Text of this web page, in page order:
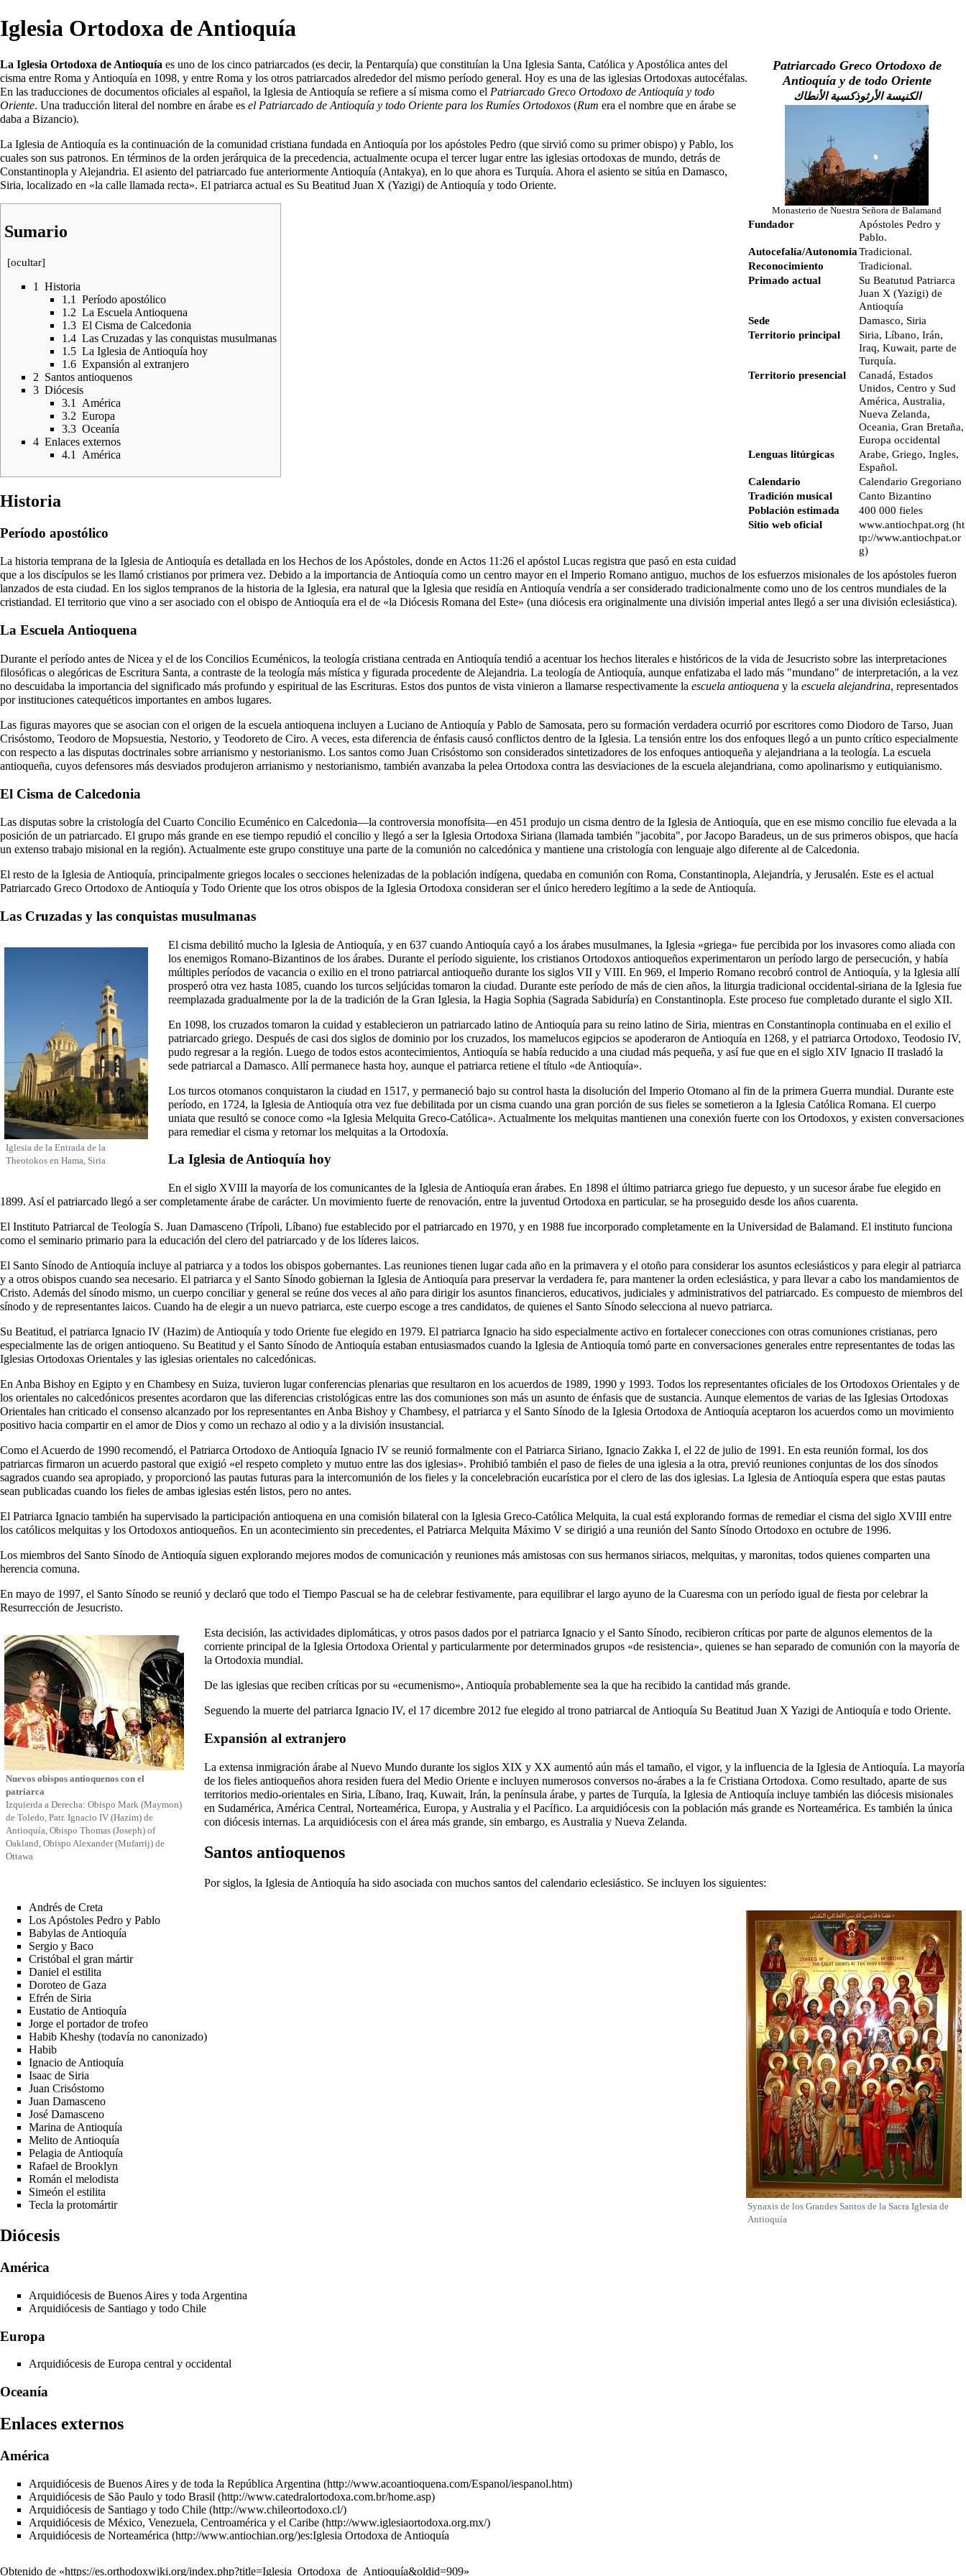
Iglesia Ortodoxa de Antioquía
Patriarcado Greco Ortodoxo de
Antioquía y de todo Oriente
الكنيسة الأرثوذكسية الأنطاك
Monasterio de Nuestra Señora de Balamand
Fundador
Apóstoles Pedro y
Pablo.
Autocefalía/AutonomiaTradicional.
Reconocimiento
Tradicional.
Primado actual
Su Beatutud Patriarca
Juan X (Yazigi) de
Antioquía
Sede
Damasco, Siria
Territorio principal
Siria, Líbano, Irán,
Iraq, Kuwait, parte de
Turquía.
Territorio presencial
Canadá, Estados
Unidos, Centro y Sud
América, Australia,
Nueva Zelanda,
Oceania, Gran Bretaña,
Europa occidental
Lenguas litúrgicas
Arabe, Griego, Ingles,
Español.
Calendario
Calendario Gregoriano
Tradición musical
Canto Bizantino
Población estimada
400 000 fieles
Sitio web oficial
www.antiochpat.org
La Iglesia Ortodoxa de Antioquía es uno de los cinco patriarcados (es decir, la Pentarquía) que constituían la Una Iglesia Santa, Católica y Apostólica antes del
cisma entre Roma y Antioquía en 1098, y entre Roma y los otros patriarcados alrededor del mismo período general. Hoy es una de las iglesias Ortodoxas autocéfalas.
En las traducciones de documentos oficiales al español, la Iglesia de Antioquía se refiere a sí misma como el Patriarcado Greco Ortodoxo de Antioquía y todo
Oriente. Una traducción literal del nombre en árabe es el Patriarcado de Antioquía y todo Oriente para los Rumíes Ortodoxos (Rum era el nombre que en árabe se
daba a Bizancio).
La Iglesia de Antioquía es la continuación de la comunidad cristiana fundada en Antioquía por los apóstoles Pedro (que sirvió como su primer obispo) y Pablo, los
cuales son sus patronos. En términos de la orden jerárquica de la precedencia, actualmente ocupa el tercer lugar entre las iglesias ortodoxas de mundo, detrás de
Constantinopla y Alejandria. El asiento del patriarcado fue anteriormente Antioquía (Antakya), en lo que ahora es Turquía. Ahora el asiento se sitúa en Damasco,
Siria, localizado en «la calle llamada recta». El patriarca actual es Su Beatitud Juan X (Yazigi) de Antioquía y todo Oriente.
Sumario
[ocultar]
1
Historia
1.1
Período apostólico
1.2 La Escuela Antioquena
1.3 El Cisma de Calcedonia
1.4 Las Cruzadas y las conquistas musulmanas
1.5 La Iglesia de Antioquía hoy
1.6 Expansión al extranjero
2 Santos antioquenos
3 Diócesis
3.1
América
3.2 Europa
3.3 Oceanía
4 Enlaces externos
4.1
América
Historia
Período apostólico
La historia temprana de la Iglesia de Antioquía es detallada en los Hechos de los Apóstoles, donde en Actos 11:26 el apóstol Lucas registra que pasó en esta cuidad
que a los discípulos se les llamó cristianos por primera vez. Debido a la importancia de Antioquía como un centro mayor en el Imperio Romano antiguo, muchos de los esfuerzos misionales de los apóstoles fueron
lanzados de esta ciudad. En los siglos tempranos de la historia de la Iglesia, era natural que la Iglesia que residía en Antioquía vendría a ser considerado tradicionalmente como uno de los centros mundiales de la
cristiandad. El territorio que vino a ser asociado con el obispo de Antioquía era el de «la Diócesis Romana del Este» (una diócesis era originalmente una división imperial antes llegó a ser una división eclesiástica).
La Escuela Antioquena
Durante el período antes de Nicea y el de los Concilios Ecuménicos, la teología cristiana centrada en Antioquía tendió a acentuar los hechos literales e históricos de la vida de Jesucristo sobre las interpretaciones
filosóficas o alegóricas de Escritura Santa, a contraste de la teología más mística y figurada procedente de Alejandria. La teología de Antioquía, aunque enfatizaba el lado más "mundano" de interpretación, a la vez
no descuidaba la importancia del significado más profundo y espiritual de las Escrituras. Estos dos puntos de vista vinieron a llamarse respectivamente la escuela antioquena y la escuela alejandrina, representados
por instituciones catequéticos importantes en ambos lugares.
Las figuras mayores que se asocian con el origen de la escuela antioquena incluyen a Luciano de Antioquía y Pablo de Samosata, pero su formación verdadera ocurrió por escritores como Diodoro de Tarso, Juan
Crisóstomo, Teodoro de Mopsuestia, Nestorio, y Teodoreto de Ciro. A veces, esta diferencia de énfasis causó conflictos dentro de la Iglesia. La tensión entre los dos enfoques llegó a un punto crítico especialmente
con respecto a las disputas doctrinales sobre arrianismo y nestorianismo. Los santos como Juan Crisóstomo son considerados sintetizadores de los enfoques antioqueña y alejandriana a la teología. La escuela
antioqueña, cuyos defensores más desviados produjeron arrianismo y nestorianismo, también avanzaba la pelea Ortodoxa contra las desviaciones de la escuela alejandriana, como apolinarismo y eutiquianismo.
El Cisma de Calcedonia
Las disputas sobre la cristología del Cuarto Concilio Ecuménico en Calcedonia—la controversia monofísita—en 451 produjo un cisma dentro de la Iglesia de Antioquía, que en ese mismo concilio fue elevada a la
posición de un patriarcado. El grupo más grande en ese tiempo repudió el concilio y llegó a ser la Iglesia Ortodoxa Siriana (llamada también "jacobita", por Jacopo Baradeus, un de sus primeros obispos, que hacía
un extenso trabajo misional en la región). Actualmente este grupo constituye una parte de la comunión no calcedónica y mantiene una cristología con lenguaje algo diferente al de Calcedonia.
El resto de la Iglesia de Antioquía, principalmente griegos locales o secciones helenizadas de la población indígena, quedaba en comunión con Roma, Constantinopla, Alejandría, y Jerusalén. Este es el actual
Patriarcado Greco Ortodoxo de Antioquía y Todo Oriente que los otros obispos de la Iglesia Ortodoxa consideran ser el único heredero legítimo a la sede de Antioquía.
Las Cruzadas y las conquistas musulmanas
Iglesia de la Entrada de la
Theotokos en Hama, Siria
El cisma debilitó mucho la Iglesia de Antioquía, y en 637 cuando Antioquía cayó a los árabes musulmanes, la Iglesia «griega» fue percibida por los invasores como aliada con
los enemigos Romano-Bizantinos de los árabes. Durante el período siguiente, los cristianos Ortodoxos antioqueños experimentaron un período largo de persecución, y había
múltiples períodos de vacancia o exilio en el trono patriarcal antioqueño durante los siglos VII y VIII. En 969, el Imperio Romano recobró control de Antioquía, y la Iglesia allí
prosperó otra vez hasta 1085, cuando los turcos seljúcidas tomaron la ciudad. Durante este período de más de cien años, la liturgia tradicional occidental-siriana de la Iglesia fue
reemplazada gradualmente por la de la tradición de la Gran Iglesia, la Hagia Sophia (Sagrada Sabiduría) en Constantinopla. Este proceso fue completado durante el siglo XII.
En 1098, los cruzados tomaron la cuidad y establecieron un patriarcado latino de Antioquía para su reino latino de Siria, mientras en Constantinopla continuaba en el exilio el
patriarcado griego. Después de casi dos siglos de dominio por los cruzados, los mamelucos egipcios se apoderaron de Antioquía en 1268, y el patriarca Ortodoxo, Teodosio IV,
pudo regresar a la región. Luego de todos estos acontecimientos, Antioquía se había reducido a una ciudad más pequeña, y así fue que en el siglo XIV Ignacio II trasladó la
sede patriarcal a Damasco. Allí permanece hasta hoy, aunque el patriarca retiene el título «de Antioquía».
Los turcos otomanos conquistaron la ciudad en 1517, y permaneció bajo su control hasta la disolución del Imperio Otomano al fin de la primera Guerra mundial. Durante este
período, en 1724, la Iglesia de Antioquía otra vez fue debilitada por un cisma cuando una gran porción de sus fieles se sometieron a la Iglesia Católica Romana. El cuerpo
uniata que resultó se conoce como «la Iglesia Melquita Greco-Católica». Actualmente los melquitas mantienen una conexión fuerte con los Ortodoxos, y existen conversaciones
para remediar el cisma y retornar los melquitas a la Ortodoxía.
La Iglesia de Antioquía hoy
En el siglo XVIII la mayoría de los comunicantes de la Iglesia de Antioquía eran árabes. En 1898 el último patriarca griego fue depuesto, y un sucesor árabe fue elegido en
1899. Así el patriarcado llegó a ser completamente árabe de carácter. Un movimiento fuerte de renovación, entre la juventud Ortodoxa en particular, se ha proseguido desde los años cuarenta.
El Instituto Patriarcal de Teología S. Juan Damasceno (Trípoli, Líbano) fue establecido por el patriarcado en 1970, y en 1988 fue incorporado completamente en la Universidad de Balamand. El instituto funciona
como el seminario primario para la educación del clero del patriarcado y de los líderes laicos.
El Santo Sínodo de Antioquía incluye al patriarca y a todos los obispos gobernantes. Las reuniones tienen lugar cada año en la primavera y el otoño para considerar los asuntos eclesiásticos y para elegir al patriarca
y a otros obispos cuando sea necesario. El patriarca y el Santo Sínodo gobiernan la Iglesia de Antioquía para preservar la verdadera fe, para mantener la orden eclesiástica, y para llevar a cabo los mandamientos de
Cristo. Además del sínodo mismo, un cuerpo conciliar y general se reúne dos veces al año para dirigir los asuntos financieros, educativos, judiciales y administrativos del patriarcado. Es compuesto de miembros del
sínodo y de representantes laicos. Cuando ha de elegir a un nuevo patriarca, este cuerpo escoge a tres candidatos, de quienes el Santo Sínodo selecciona al nuevo patriarca.
Su Beatitud, el patriarca Ignacio IV (Hazim) de Antioquía y todo Oriente fue elegido en 1979. El patriarca Ignacio ha sido especialmente activo en fortalecer conecciones con otras comuniones cristianas, pero
especialmente las de origen antioqueno. Su Beatitud y el Santo Sínodo de Antioquía estaban entusiasmados cuando la Iglesia de Antioquía tomó parte en conversaciones generales entre representantes de todas las
Iglesias Ortodoxas Orientales y las iglesias orientales no calcedónicas.
En Anba Bishoy en Egipto y en Chambesy en Suiza, tuvieron lugar conferencias plenarias que resultaron en los acuerdos de 1989, 1990 y 1993. Todos los representantes oficiales de los Ortodoxos Orientales y de
los orientales no calcedónicos presentes acordaron que las diferencias cristológicas entre las dos comuniones son más un asunto de énfasis que de sustancia. Aunque elementos de varias de las Iglesias Ortodoxas
Orientales han criticado el consenso alcanzado por los representantes en Anba Bishoy y Chambesy, el patriarca y el Santo Sínodo de la Iglesia Ortodoxa de Antioquía aceptaron los acuerdos como un movimiento
positivo hacia compartir en el amor de Dios y como un rechazo al odio y a la división insustancial.
Como el Acuerdo de 1990 recomendó, el Patriarca Ortodoxo de Antioquía Ignacio IV se reunió formalmente con el Patriarca Siriano, Ignacio Zakka I, el 22 de julio de 1991. En esta reunión formal, los dos
patriarcas firmaron un acuerdo pastoral que exigió «el respeto completo y mutuo entre las dos iglesias». Prohibió también el paso de fieles de una iglesia a la otra, previó reuniones conjuntas de los dos sínodos
sagrados cuando sea apropiado, y proporcionó las pautas futuras para la intercomunión de los fieles y la concelebración eucarística por el clero de las dos iglesias. La Iglesia de Antioquía espera que estas pautas
sean publicadas cuando los fieles de ambas iglesias estén listos, pero no antes.
El Patriarca Ignacio también ha supervisado la participación antioquena en una comisión bilateral con la Iglesia Greco-Católica Melquita, la cual está explorando formas de remediar el cisma del siglo XVIII entre
los católicos melquitas y los Ortodoxos antioqueños. En un acontecimiento sin precedentes, el Patriarca Melquita Máximo V se dirigió a una reunión del Santo Sínodo Ortodoxo en octubre de 1996.
Los miembros del Santo Sínodo de Antioquía siguen explorando mejores modos de comunicación y reuniones más amistosas con sus hermanos siriacos, melquitas, y maronitas, todos quienes comparten una
herencia comuna.
En mayo de 1997, el Santo Sínodo se reunió y declaró que todo el Tiempo Pascual se ha de celebrar festivamente, para equilibrar el largo ayuno de la Cuaresma con un período igual de fiesta por celebrar la
Resurrección de Jesucristo.
Nuevos obispos antioquenos con el
patriarca
Izquierda a Derecha: Obispo Mark (Maymon)
de Toledo, Patr. Ignacio IV (Hazim) de
Antioquía, Obispo Thomas (Joseph) of
Oakland, Obispo Alexander (Mufarrij) de
Ottawa
Esta decisión, las actividades diplomáticas, y otros pasos dados por el patriarca Ignacio y el Santo Sínodo, recibieron críticas por parte de algunos elementos de la
corriente principal de la Iglesia Ortodoxa Oriental y particularmente por determinados grupos «de resistencia», quienes se han separado de comunión con la mayoría de
la Ortodoxia mundial.
De las iglesias que reciben críticas por su «ecumenismo», Antioquía probablemente sea la que ha recibido la cantidad más grande.
Seguendo la muerte del patriarca Ignacio IV, el 17 dicembre 2012 fue elegido al trono patriarcal de Antioquía Su Beatitud Juan X Yazigi de Antioquía e todo Oriente.
Expansión al extranjero
La extensa inmigración árabe al Nuevo Mundo durante los siglos XIX y XX aumentó aún más el tamaño, el vigor, y la influencia de la Iglesia de Antioquía. La mayoría
de los fieles antioqueños ahora residen fuera del Medio Oriente e incluyen numerosos conversos no-árabes a la fe Cristiana Ortodoxa. Como resultado, aparte de sus
territorios medio-orientales en Siria, Líbano, Iraq, Kuwait, Irán, la península árabe, y partes de Turquía, la Iglesia de Antioquía incluye también las diócesis misionales
en Sudamérica, América Central, Norteamérica, Europa, y Australia y el Pacífico. La arquidiócesis con la población más grande es Norteamérica. Es también la única
con diócesis internas. La arquidiócesis con el área más grande, sin embargo, es Australia y Nueva Zelanda.
Santos antioquenos
Por siglos, la Iglesia de Antioquía ha sido asociada con muchos santos del calendario eclesiástico. Se incluyen los siguientes:
Synaxis de los Grandes Santos de la Sacra Iglesia de
Antioquía
Andrés de Creta
Los Apóstoles Pedro y Pablo
Babylas de Antioquía
Sergio y Baco
Cristóbal el gran mártir
Daniel el estilita
Doroteo de Gaza
Efrén de Siria
Eustatio de Antioquía
Jorge el portador de trofeo
Habib Kheshy (todavía no canonizado)
Habib
Ignacio de Antioquía
Isaac de Siria
Juan Crisóstomo
Juan Damasceno
José Damasceno
Marina de Antioquía
Melito de Antioquía
Pelagia de Antioquía
Rafael de Brooklyn
Román el melodista
Simeón el estilita
Tecla la protomártir
Diócesis
América
Arquidiócesis de Buenos Aires y toda Argentina
Arquidiócesis de Santiago y todo Chile
Europa
Arquidiócesis de Europa central y occidental
Oceanía
Enlaces externos
América
Arquidiócesis de Buenos Aires y de toda la República Argentina
Arquidiócesis de São Paulo y todo Brasil
Arquidiócesis de Santiago y todo Chile
Arquidiócesis de México, Venezuela, Centroamérica y el Caribe
Arquidiócesis de Norteamérica
es:Iglesia Ortodoxa de Antioquía
Obtenido de «https://es.orthodoxwiki.org/index.php?title=Iglesia_Ortodoxa_de_Antioquía&oldid=909»